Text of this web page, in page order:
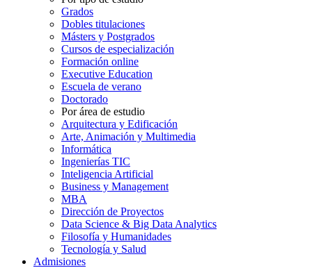
Grados
Dobles titulaciones
Másters y Postgrados
Cursos de especialización
Formación online
Executive Education
Escuela de verano
Doctorado
Por área de estudio
Arquitectura y Edificación
Arte, Animación y Multimedia
Informática
Ingenierías TIC
Inteligencia Artificial
Business y Management
MBA
Dirección de Proyectos
Data Science & Big Data Analytics
Filosofía y Humanidades
Tecnología y Salud
Admisiones